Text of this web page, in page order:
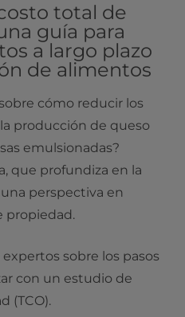
total de
guía para
a largo plazo
de alimentos
cómo reducir los
producción de queso
emulsionadas?
que profundiza en la
perspectiva en
propiedad.
sobre los pasos
con un estudio de
(TCO).